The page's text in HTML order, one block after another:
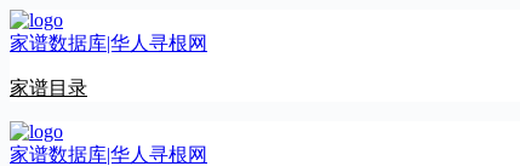
跳
至
容
家谱数据库|华人寻根网
家谱目录
家谱数据库|华人寻根网